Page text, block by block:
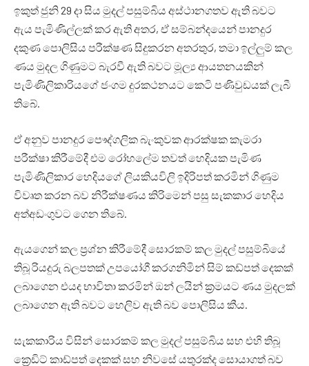
ඉකුත් ජුනි 29 දා සිය මුදල් පසුම්බිය අස්ථානගතව ඇති බවට
ඇය පැමිණිල්ලක් කර ඇති අතර, ඒ සම්බන්දයෙන් පානදුර
දකුණ පොලිසිය පරීක්ෂණ සිදුකරන අතරතුර, තමා ඉල්ලුම් කල
ණය මුදල ගිණුමට බැරවී ඇති බවට මූල්‍ය ආයතනයකින්
පැමිණිලිකාරියගේ ජංගම දුරකථනයට කෙටි පණිවුඩයක් ලැබී
තිබේ.
ඒ අනුව පානදුර පෞද්ගලික බැංකුවක ආරක්ෂක කැමරා
පරීක්ෂා කිරීමේදී එම රෝහලේම තවත් හෙදියක පැමිණ
පැමිණිලිකාර හෙදියගේ ලියකියවිලි ඉදිරිපත් කරමින් ගිණුම
විවෘත කරන බව නිරීක්ෂණය කිරිමෙන් පසු සැකකාර හෙදිය
අත්අඩංගුවට ගෙන තිබේ.
ඇයගෙන් කල ප්‍රශ්න කිරීමේදී සොරකම් කල මුදල් පසුම්බියේ
තිබූ රියදුරු බලපතක් උපයෝගී කරගනිමින් සිම් කඩ්පත් දෙකක්
ලබාගෙන එයද භාවිතා කරමින් ඔන් ලයින් ක්‍රමයට ණය මුදලක්
ලබාගෙන ඇති බවට හෙලිව ඇති බව පොලිසිය කීය.
සැකකාරිය විසින් සොරකම් කල මුදල් පසුම්බිය සහ එහි තිබූ
ක්‍රෙඩිට් කාඩ්පත් දෙකක් සහ නිවසේ යතුරක්ද සොයාගත් බව